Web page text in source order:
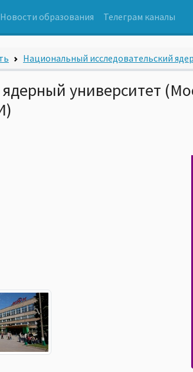
Новости образования Телеграм каналы
Национальный исследовательский
университет